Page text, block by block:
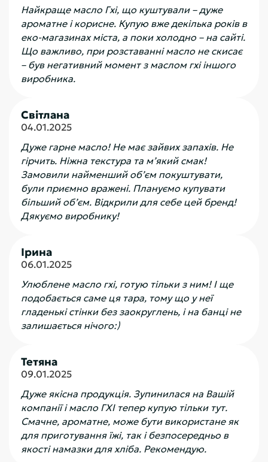
Найкраще масло Гхі, що куштували – дуже
ароматне і корисне. Купую вже декілька років в
еко-магазинах міста, а поки холодно – на сайті.
Що важливо, при розставанні масло не скисає
– був негативний момент з маслом гхі іншого
виробника.
Світлана
04.01.2025
Дуже гарне масло! Не має зайвих запахів. Не
гірчить. Ніжна текстура та мʼякий смак!
Замовили найменший обʼєм покуштувати,
були приємно вражені. Плануємо купувати
більший обʼєм. Відкрили для себе цей бренд!
Дякуємо виробнику!
Ірина
06.01.2025
Улюблене масло гхі, готую тільки з ним! І ще
подобається саме ця тара, тому що у неї
гладенькі стінки без заокруглень, і на банці не
залишається нічого:)
Тетяна
09.01.2025
Дуже якісна продукція. Зупинилася на Вашій
компанії і масло ГХІ тепер купую тільки тут.
Смачне, ароматне, може бути використане як
для приготування їжі, так і безпосередньо в
якості намазки для хліба. Рекомендую.